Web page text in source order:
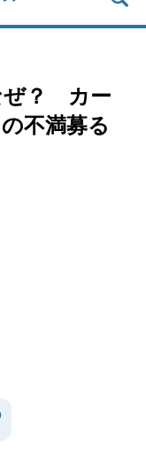
ぜ？ カー
不満募る